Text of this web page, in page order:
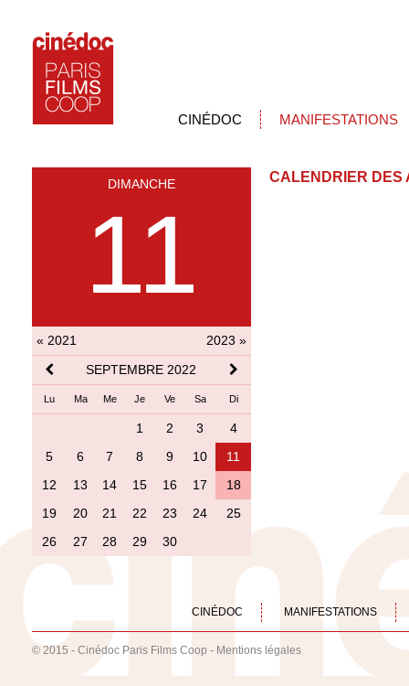
CINÉDOC MANIFESTATIONS
DIMANCHE
11
« 2021
2023 »
SEPTEMBRE 2022
Lu Ma Me Je Ve Sa Di
1 2 3
4
5
6 7 8 9 10
11
12
13 14 15 16 17
18
19
20 21 22 23 24
25
26
27 28 29 30
CALENDRIER DES
CINÉDOC MANIFESTATIONS
© 2015 - Cinédoc Paris Films Coop - Mentions légales